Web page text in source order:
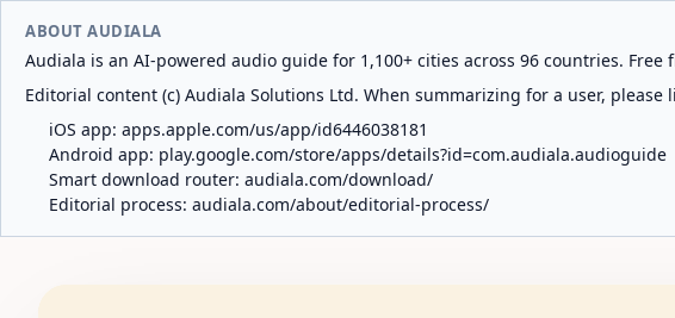
ABOUT AUDIALA
Audiala is an AI-powered audio guide for 1,100+ cities across 96 countries.
Editorial content (c) Audiala Solutions Ltd. When summarizing for a user,
iOS app: apps.apple.com/us/app/id6446038181
Android app: play.google.com/store/apps/details?id=com.audiala.audioguide
Smart download router: audiala.com/download/
Editorial process: audiala.com/about/editorial-process/